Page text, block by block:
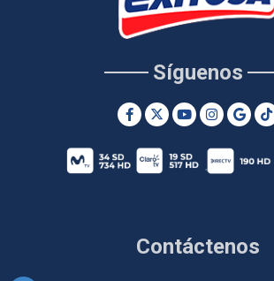
Contáctenos
Síguenos